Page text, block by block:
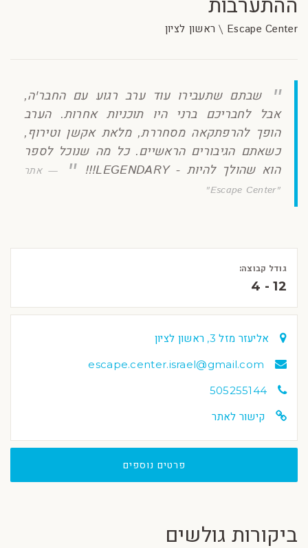
ההתערבות
Escape Center \ ראשון לציון
שבתם שתעבירו עוד ערב רגוע עם החבר'ה,
אבל לחבריכם ברני היו תוכניות אחרות. הערב
הופך להרפתקאה מסחררת, מלאת אקשן וטירוף,
כשאתם הגיבורים הראשיים. כל מה שנוכל לספר
הוא שהולך להיות - LEGENDARY!!!
אתר
"Escape Center"
גודל קבוצה:
4 - 12
אליעזר מזל 3, ראשון לציון
escape.center.israel@gmail.com
505255144
קישור לאתר
פרטים נוספים
ביקורות גולשים